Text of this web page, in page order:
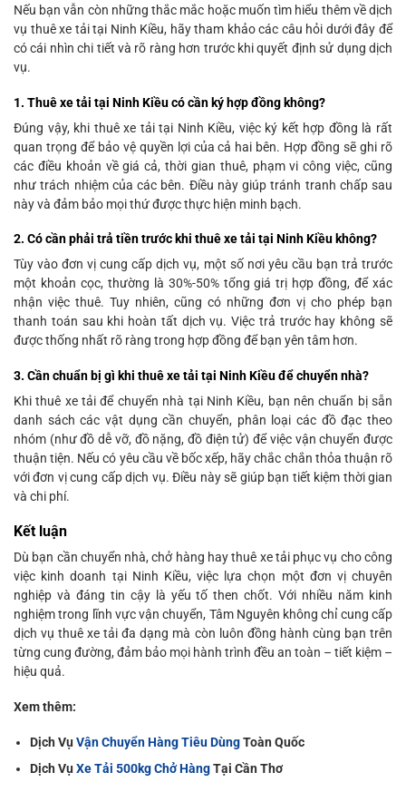
Nếu bạn vẫn còn những thắc mắc hoặc muốn tìm hiểu thêm về dịch
vụ thuê xe tải tại Ninh Kiều, hãy tham khảo các câu hỏi dưới đây để
có cái nhìn chi tiết và rõ ràng hơn trước khi quyết định sử dụng dịch
vụ.
1. Thuê xe tải tại Ninh Kiều có cần ký hợp đồng không?
Đúng vậy, khi thuê xe tải tại Ninh Kiều, việc ký kết hợp đồng là rất
quan trọng để bảo vệ quyền lợi của cả hai bên. Hợp đồng sẽ ghi rõ
các điều khoản về giá cả, thời gian thuê, phạm vi công việc, cũng
như trách nhiệm của các bên. Điều này giúp tránh tranh chấp sau
này và đảm bảo mọi thứ được thực hiện minh bạch.
2. Có cần phải trả tiền trước khi thuê xe tải tại Ninh Kiều không?
Tùy vào đơn vị cung cấp dịch vụ, một số nơi yêu cầu bạn trả trước
một khoản cọc, thường là 30%-50% tổng giá trị hợp đồng, để xác
nhận việc thuê. Tuy nhiên, cũng có những đơn vị cho phép bạn
thanh toán sau khi hoàn tất dịch vụ. Việc trả trước hay không sẽ
được thống nhất rõ ràng trong hợp đồng để bạn yên tâm hơn.
3. Cần chuẩn bị gì khi thuê xe tải tại Ninh Kiều để chuyển nhà?
Khi thuê xe tải để chuyển nhà tại Ninh Kiều, bạn nên chuẩn bị sẵn
danh sách các vật dụng cần chuyển, phân loại các đồ đạc theo
nhóm (như đồ dễ vỡ, đồ nặng, đồ điện tử) để việc vận chuyển được
thuận tiện. Nếu có yêu cầu về bốc xếp, hãy chắc chắn thỏa thuận rõ
với đơn vị cung cấp dịch vụ. Điều này sẽ giúp bạn tiết kiệm thời gian
và chi phí.
Kết luận
Dù bạn cần chuyển nhà, chở hàng hay thuê xe tải phục vụ cho công
việc kinh doanh tại Ninh Kiều, việc lựa chọn một đơn vị chuyên
nghiệp và đáng tin cậy là yếu tố then chốt. Với nhiều năm kinh
nghiệm trong lĩnh vực vận chuyển, Tâm Nguyên không chỉ cung cấp
dịch vụ thuê xe tải đa dạng mà còn luôn đồng hành cùng bạn trên
từng cung đường, đảm bảo mọi hành trình đều an toàn – tiết kiệm –
hiệu quả.
Xem thêm:
Dịch Vụ Vận Chuyển Hàng Tiêu DùngToàn Quốc
Dịch Vụ Xe Tải 500kg Chở HàngTại Cần Thơ